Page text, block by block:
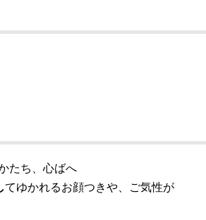
たち、心ばへ
てゆかれるお顔つきや、ご気性が